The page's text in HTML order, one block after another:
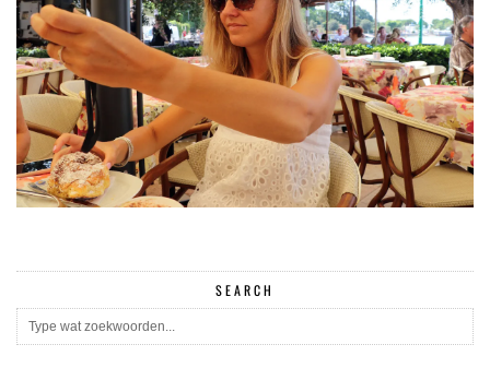
SEARCH